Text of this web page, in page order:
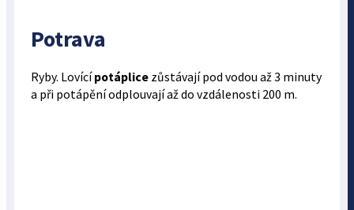
Potrava
Ryby. Lovícípotáplicezůstávají pod vodou až 3 minuty
a při potápění odplouvají až do vzdálenosti 200 m.